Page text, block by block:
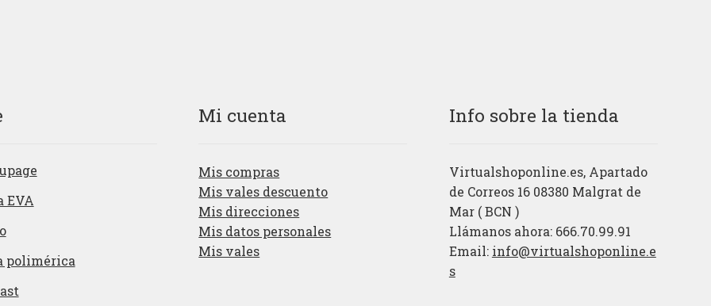
EVA
polimérica
Mi cuenta
Mis compras
Mis vales descuento
Mis direcciones
Mis datos personales
Mis vales
Info sobre la tienda
Virtualshoponline.es, Apartado
de Correos 16 08380 Malgrat de
Mar ( BCN )
Llámanos ahora: 666.70.99.91
Email: info@virtualshoponline.e
s